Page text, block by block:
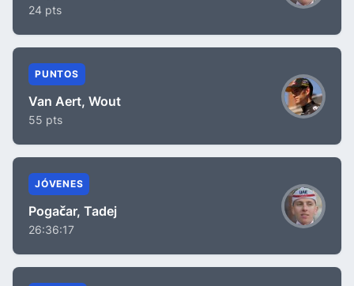
24 pts
PUNTOS
Van Aert, Wout
55 pts
JÓVENES
Pogačar, Tadej
26:36:17